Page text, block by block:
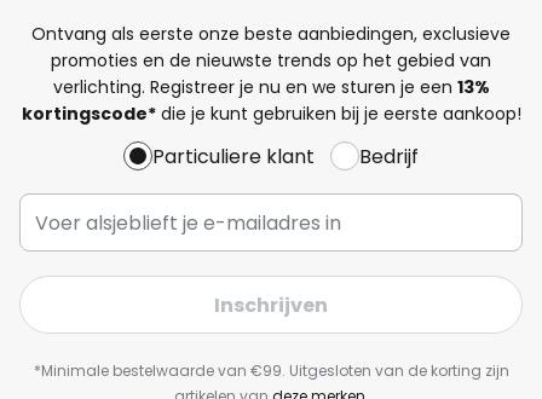
Ontvang als eerste onze beste aanbiedingen, exclusieve
promoties en de nieuwste trends op het gebied van
verlichting. Registreer je nu en we sturen je een 13%
kortingscode*die je kunt gebruiken bij je eerste aankoop!
Particuliere klant Bedrijf
Inschrijven
*Minimale bestelwaarde van €99. Uitgesloten van de korting zijn